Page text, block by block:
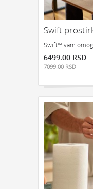
Swift
Swift™ vam
6499.00 RSD
7099.00 RSD